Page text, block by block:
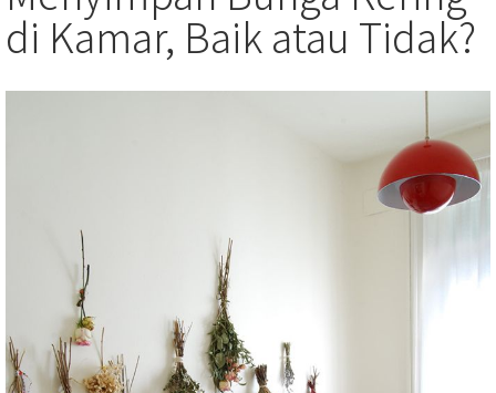
di Kamar, Baik atau Tidak?